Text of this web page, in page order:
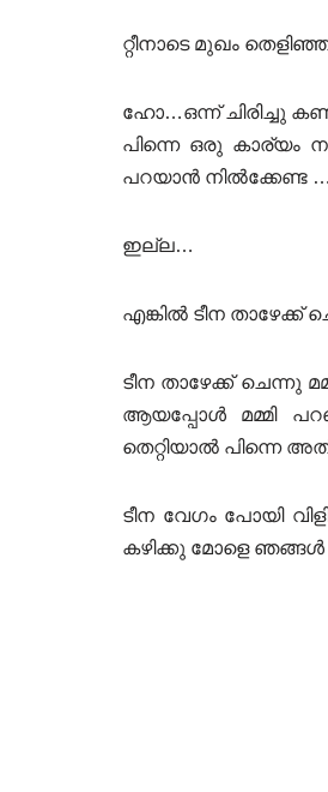
റ്റീനാടെ മുഖം
ഹോ…ഒന്ന് ചിരിച്ചു
പിന്നെ ഒരു
പറയാൻ നിൽക്കേണ്ട …
ഇല്ല…
എങ്കിൽ ടീന താഴേക്ക്
ടീന താഴേക്ക് ചെന്നു
ആയപ്പോൾ മമ്മി
തെറ്റിയാൽ പിന്നെ അത്
ടീന വേഗം പോയി
കഴിക്കു മോളെ ഞങ്ങൾ